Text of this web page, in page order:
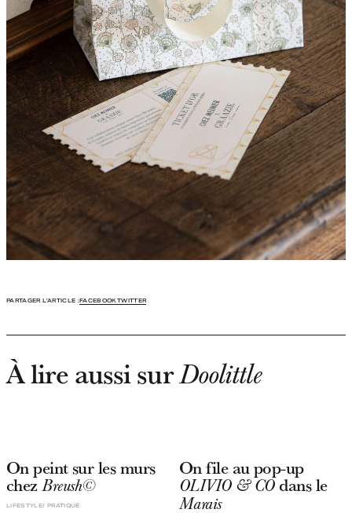
PARTAGER L'ARTICLE :FACEBOOKTWITTER
À lire aussi surDoolittle
On peint sur les murs
chezBreush©
LIFESTYLE PRATIQUE
On file au pop-up
OLIVIO & COdans le
Marais